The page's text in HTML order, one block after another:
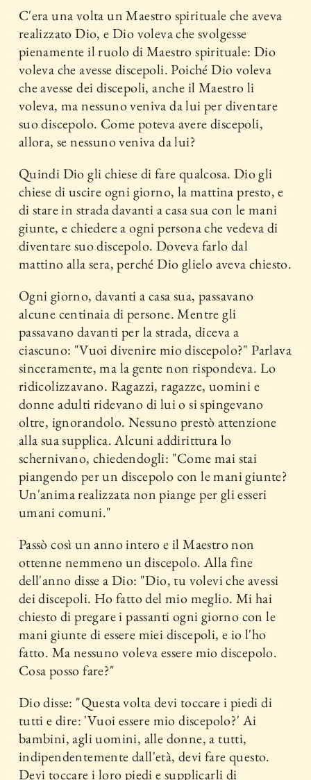
C'era una volta un Maestro spirituale che aveva
realizzato Dio, e Dio voleva che svolgesse
pienamente il ruolo di Maestro spirituale: Dio
voleva che avesse discepoli. Poiché Dio voleva
che avesse dei discepoli, anche il Maestro li
voleva, ma nessuno veniva da lui per diventare
suo discepolo. Come poteva avere discepoli,
allora, se nessuno veniva da lui?
Quindi Dio gli chiese di fare qualcosa. Dio gli
chiese di uscire ogni giorno, la mattina presto, e
di stare in strada davanti a casa sua con le mani
giunte, e chiedere a ogni persona che vedeva di
diventare suo discepolo. Doveva farlo dal
mattino alla sera, perché Dio glielo aveva chiesto.
Ogni giorno, davanti a casa sua, passavano
alcune centinaia di persone. Mentre gli
passavano davanti per la strada, diceva a
ciascuno: "Vuoi divenire mio discepolo?" Parlava
sinceramente, ma la gente non rispondeva. Lo
ridicolizzavano. Ragazzi, ragazze, uomini e
donne adulti ridevano di lui o si spingevano
oltre, ignorandolo. Nessuno prestò attenzione
alla sua supplica. Alcuni addirittura lo
schernivano, chiedendogli: "Come mai stai
piangendo per un discepolo con le mani giunte?
Un'anima realizzata non piange per gli esseri
umani comuni."
Passò così un anno intero e il Maestro non
ottenne nemmeno un discepolo. Alla fine
dell'anno disse a Dio: "Dio, tu volevi che avessi
dei discepoli. Ho fatto del mio meglio. Mi hai
chiesto di pregare i passanti ogni giorno con le
mani giunte di essere miei discepoli, e io l'ho
fatto. Ma nessuno voleva essere mio discepolo.
Cosa posso fare?"
Dio disse: "Questa volta devi toccare i piedi di
tutti e dire: 'Vuoi essere mio discepolo?' Ai
bambini, agli uomini, alle donne, a tutti,
indipendentemente dall'età, devi fare questo.
Devi toccare i loro piedi e supplicarli di